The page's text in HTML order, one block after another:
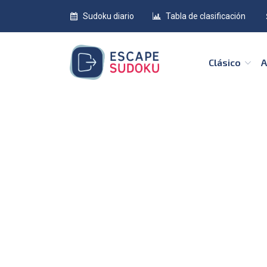
Sudoku diario Tabla de clasificación
Clásico